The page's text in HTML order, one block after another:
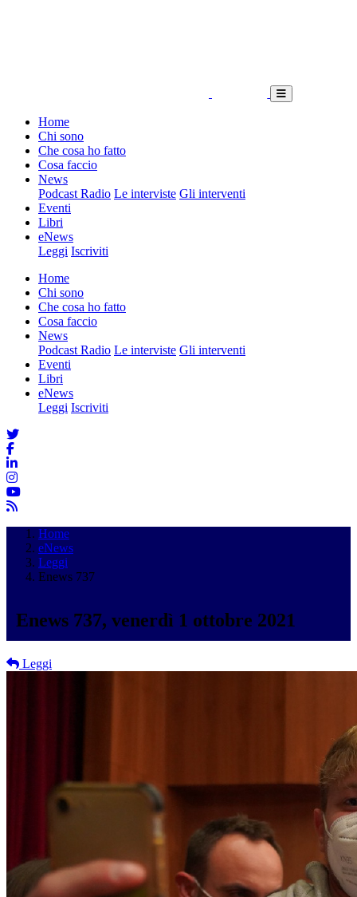
Home
Chi sono
Che cosa ho fatto
Cosa faccio
News
Podcast Radio Le interviste Gli interventi
Eventi
Libri
eNews
Leggi Iscriviti
Home
Chi sono
Che cosa ho fatto
Cosa faccio
News
Podcast Radio Le interviste Gli interventi
Eventi
Libri
eNews
Leggi Iscriviti
Home
eNews
Leggi
Enews 737
Enews 737, venerdì 1 ottobre 2021
Leggi